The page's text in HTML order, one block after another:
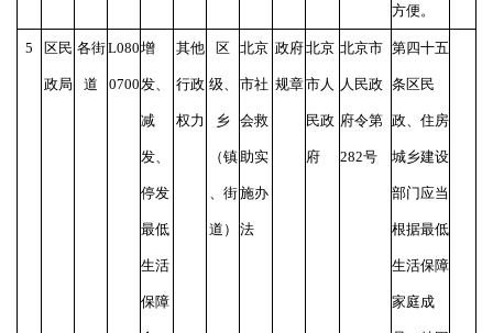
方便。
5 区民
政局
各街
道
L080
0700
增
发、
减
发、
停发
最低
生活
保障
其他
行政
权力
区
级、
乡
（镇
、街
道）
北京
市社
会救
助实
施办
法
政府
规章
北京
市人
民政
府
北京市
人民政
府令第
282号
第四十五
条区民
政、住房
城乡建设
部门应当
根据最低
生活保障
家庭成